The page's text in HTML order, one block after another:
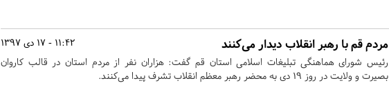
11:42 - 17 دی 1397 مردم قم با رهبر انقلاب دیدار می‌کنند
رئیس شورای هماهنگی تبلیغات اسلامی استان قم گفت: هزاران نفر از مردم استان در قالب کاروان
بصیرت و ولایت در روز 19 دی به محضر رهبر معظم انقلاب تشرف پیدا می‌کنند.